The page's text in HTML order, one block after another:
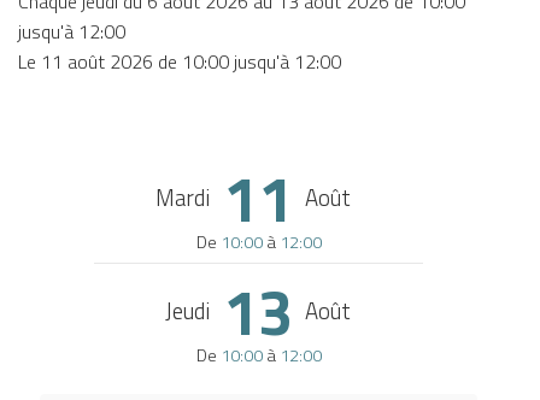
jusqu'à 12:00
Le 11 août 2026 de 10:00 jusqu'à 12:00
Mardi 11 Août
De 10:00à 12:00
Jeudi 13 Août
De 10:00à 12:00